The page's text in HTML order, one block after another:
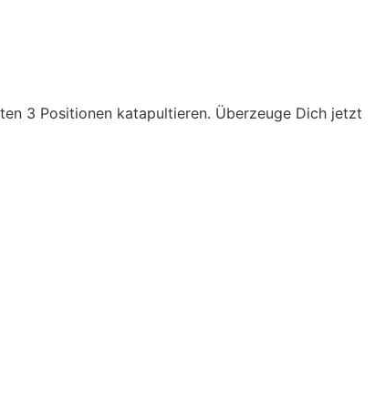
3 Positionen katapultieren. Überzeuge Dich jetzt